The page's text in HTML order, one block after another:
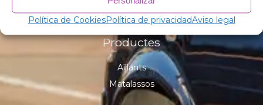
Política de CookiesPolítica de privacidadAviso legal
(+34) 640 60 15 00
Productes
Aïllants
Matalassos